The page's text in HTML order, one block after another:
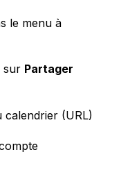
le menu à
sur Partager
calendrier (URL)